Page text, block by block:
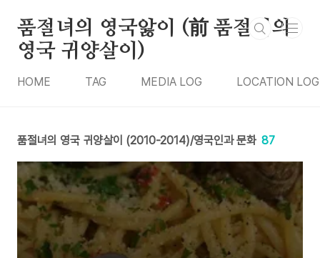
품절녀의 영국앓이 (前 품절녀의
영국 귀양살이)
HOME TAG MEDIA LOG LOCATION LOG
품절녀의 영국 귀양살이 (2010-2014)/영국인과 문화 87